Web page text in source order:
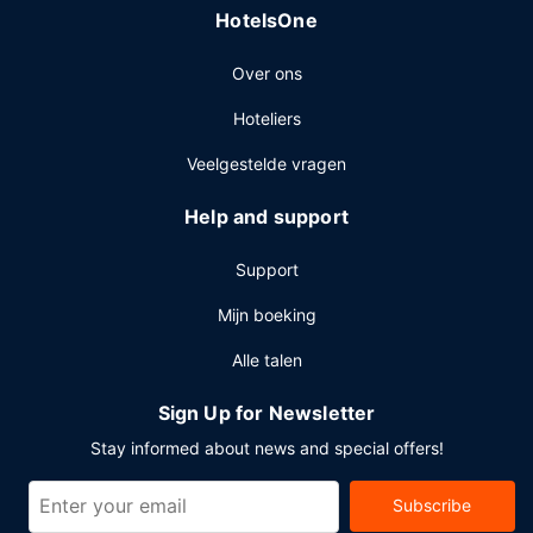
Enkele van de voorzieningen zijn een businesscentrum,
resort beschikt over 3 vergaderruimtes. Gasten kunnen
tegen betaling gebruikmaken van een shuttleservice
van/naar de luchthaven (24 uur per dag beschikbaar) en
vervoer van/naar het busstation.
HotelsOne
Over ons
Hoteliers
Veelgestelde vragen
Help and support
Support
Mijn boeking
Alle talen
Sign Up for Newsletter
Stay informed about news and special offers!
Subscribe